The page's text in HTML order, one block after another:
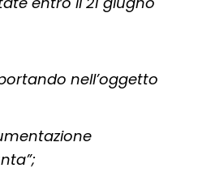
nell’oggetto